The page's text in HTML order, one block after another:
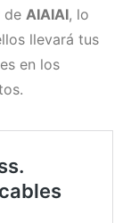
de AIAIAI, lo
llevará tus
en los